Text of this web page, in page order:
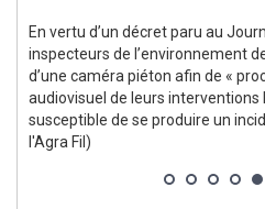
En vertu d’un décret paru au
inspecteurs de l’environnement
d’une caméra piéton afin de «
audiovisuel de leurs
susceptible de se produire un
l'Agra Fil)